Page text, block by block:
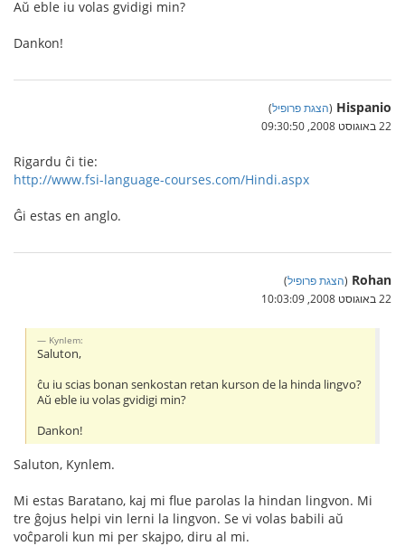
Aŭ eble iu volas gvidigi min?
Dankon!
Hispanio
(הצגת פרופיל)
22 באוגוסט 2008, 09:30:50
Rigardu ĉi tie:
http://www.fsi-language-courses.com/Hindi.aspx
Ĝi estas en anglo.
Rohan
(הצגת פרופיל)
22 באוגוסט 2008, 10:03:09
Kynlem:
Saluton,
ĉu iu scias bonan senkostan retan kurson de la hinda lingvo?
Aŭ eble iu volas gvidigi min?
Dankon!
Saluton, Kynlem.
Mi estas Baratano, kaj mi flue parolas la hindan lingvon. Mi
tre ĝojus helpi vin lerni la lingvon. Se vi volas babili aŭ
voĉparoli kun mi per skajpo, diru al mi.